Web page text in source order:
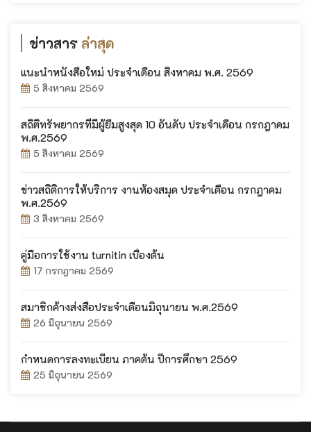
ข่าวสาร ล่าสุด
แนะนำหนังสือใหม่ ประจำเดือน สิงหาคม พ.ศ. 2569
5 สิงหาคม 2569
สถิติทรัพยากรที่มีผู้ยืมสูงสุด 10 อันดับ ประจำเดือน กรกฎาคม
พ.ศ.2569
5 สิงหาคม 2569
ข่าวสถิติการให้บริการ งานห้องสมุด ประจำเดือน กรกฎาคม
พ.ศ.2569
3 สิงหาคม 2569
คู่มือการใช้งาน turnitin เบื้องต้น
17 กรกฎาคม 2569
สมาชิกค้างส่งสื่อประจำเดือนมิถุนายน พ.ศ.2569
26 มิถุนายน 2569
กำหนดการลงทะเบียน ภาคต้น ปีการศึกษา 2569
25 มิถุนายน 2569